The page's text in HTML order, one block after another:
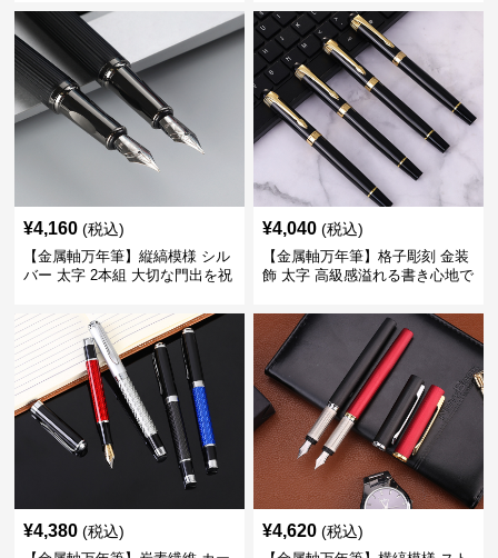
きに最適
くい
¥4,160 (税込)
【金属軸万年筆】縦縞模様 シル
バー 太字 2本組 大切な門出を祝
ト
¥4,040 (税込)
【金属軸万年筆】格子彫刻 金装
飾 太字 高級感溢れる書き心地で
¥4,380 (税込) ¥4,620 (税込)